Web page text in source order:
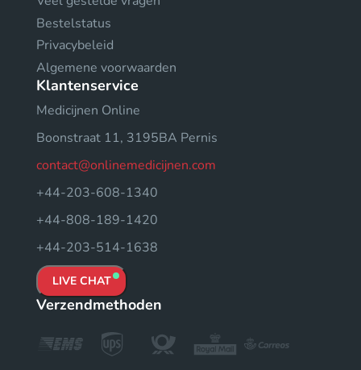
Bestelstatus
Privacybeleid
Algemene voorwaarden
Klantenservice
Medicijnen Online
Boonstraat 11, 3195BA Pernis
contact@onlinemedicijnen.com
+44-203-608-1340
+44-808-189-1420
+44-203-514-1638
LIVE CHAT
Verzendmethoden